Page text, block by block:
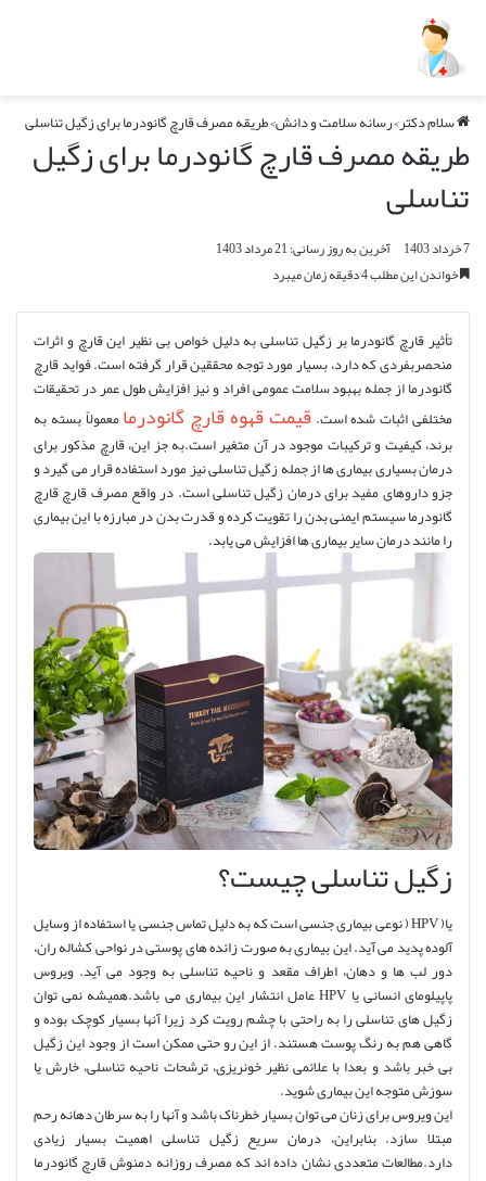
سلام دکتر>رسانه سلامت و دانش>طریقه مصرف قارچ گانودرما برای زگیل تناسلی
طریقه مصرف قارچ گانودرما برای زگیل
تناسلی
7 خرداد 1403
آخرین به روز رسانی: 21 مرداد 1403
خواندن این مطلب 4 دقیقه زمان میبرد
تأثیر قارچ گانودرما بر زگیل تناسلی به دلیل خواص بی نظیر این قارچ و اثرات
منحصربفردی که دارد، بسیار مورد توجه محققین قرار گرفته است. فواید قارچ
گانودرما از جمله بهبود سلامت عمومی افراد و نیز افزایش طول عمر در تحقیقات
مختلفی اثبات شده است.قیمت قهوه قارچ گانودرمامعمولاً بسته به
برند، کیفیت و ترکیبات موجود در آن متغیر است.به جز این، قارچ مذکور برای
درمان بسیاری بیماری ها از جمله زگیل تناسلی نیز مورد استفاده قرار می گیرد و
جزو داروهای مفید برای درمان زگیل تناسلی است. در واقع مصرف قارچ قارچ
گانودرما سیستم ایمنی بدن را تقویت کرده و قدرت بدن در مبارزه با این بیماری
را مانند درمان سایر بیماری ها افزایش می یابد.
زگیل تناسلی چیست؟
یا( HPV ( نوعی بیماری جنسی است که به دلیل تماس جنسی یا استفاده از وسایل
آلوده پدید می آید. این بیماری به صورت زائده های پوستی در نواحی کشاله ران،
دور لب ها و دهان، اطراف مقعد و ناحیه تناسلی به وجود می آید. ویروس
پاپیلومای انسانی یا HPV عامل انتشار این بیماری می باشد.همیشه نمی توان
زگیل های تناسلی را به راحتی با چشم رویت کرد زیرا آنها بسیار کوچک بوده و
گاهی هم به رنگ پوست هستند. از این رو حتی ممکن است از وجود این زگیل
بی خبر باشد و بعدا با علائمی نظیر خونریزی، ترشحات ناحیه تناسلی، خارش یا
سوزش متوجه این بیماری شوید.
این ویروس برای زنان می توان بسیار خطرناک باشد و آنها را به سرطان دهانه رحم
مبتلا سازد. بنابراین، درمان سریع زگیل تناسلی اهمیت بسیار زیادی
دارد.مطالعات متعددی نشان داده اند که مصرف روزانه دمنوش قارچ گانودرما